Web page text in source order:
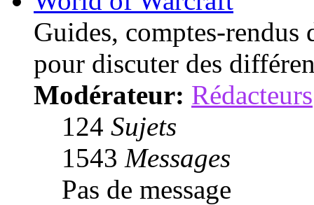
Guides, comptes-rendus
pour discuter des
Modérateur: Rédacteurs
124 Sujets
1543 Messages
Pas de message